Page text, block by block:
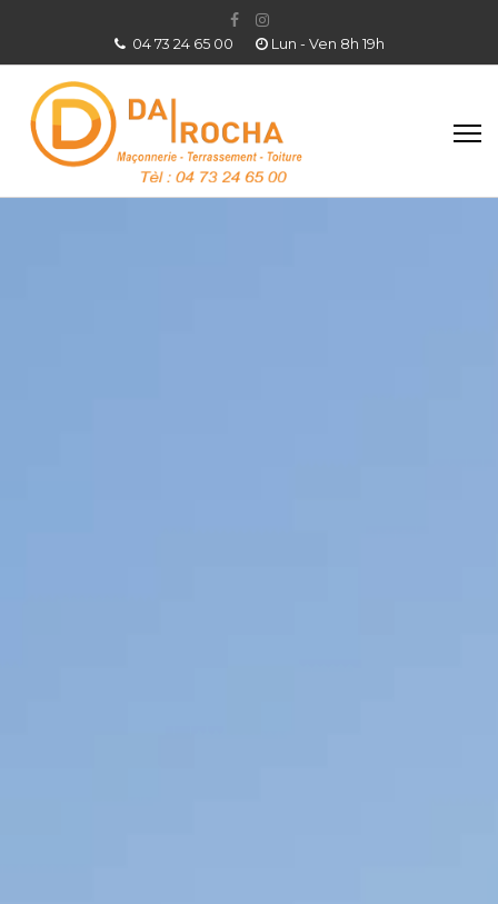
04 73 24 65 00 Lun - Ven 8h 19h